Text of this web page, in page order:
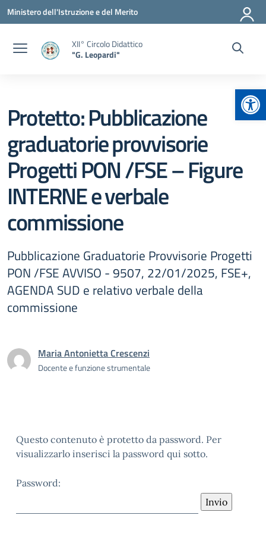
Vai ai contenuti
Vai al menu di navigazione
Vai al footer
Ministero dell'Istruzione e del Merito
XII° Circolo Didattico
"G. Leopardi"
Protetto: Pubblicazione
graduatorie provvisorie
Progetti PON /FSE – Figure
INTERNE e verbale
commissione
Pubblicazione Graduatorie Provvisorie Progetti
PON /FSE AVVISO - 9507, 22/01/2025, FSE+,
AGENDA SUD e relativo verbale della
commissione
Maria Antonietta Crescenzi
Docente e funzione strumentale
Questo contenuto è protetto da password. Per
visualizzarlo inserisci la password qui sotto.
Password: